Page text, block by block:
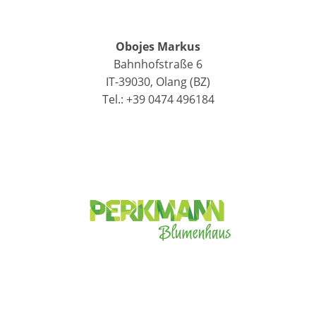
Obojes Markus
Bahnhofstraße 6
IT-39030, Olang (BZ)
Tel.: +39 0474 496184